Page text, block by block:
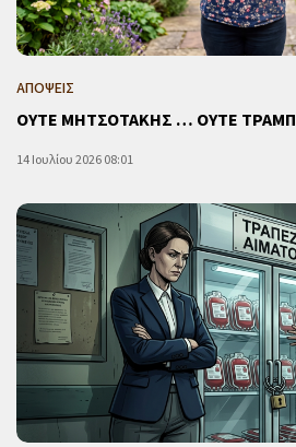
ΑΠΟΨΕΙΣ
ΟΥΤΕ ΜΗΤΣΟΤΑΚΗΣ … ΟΥΤΕ ΤΡΑΜΠ
14 Ιουλίου 2026 08:01